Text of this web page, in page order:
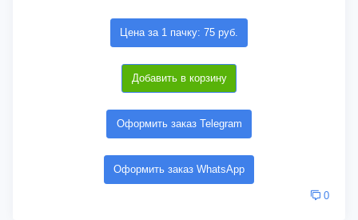
Цена за 1 пачку: 75 руб.
Добавить в корзину
Оформить заказ Telegram
Оформить заказ WhatsApp
0